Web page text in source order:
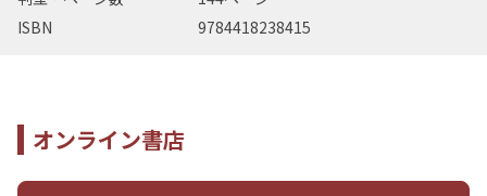
ISBN
9784418238415
オンライン書店